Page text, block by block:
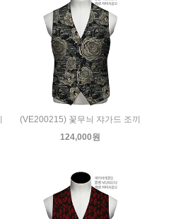
(VE200215) 꽃무늬 쟈가드 조끼
124,000원